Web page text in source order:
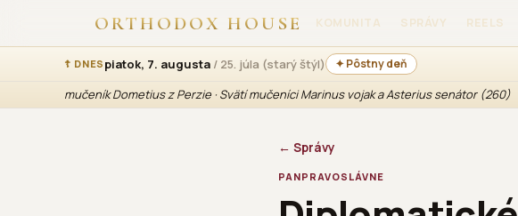
ORTHODOX HOUSE KOMUNITA SPRÁVY REELS
☦ DNES piatok, 7. augusta / 25. júla (starý štýl) ✦ Pôstny deň
mučeník Dometius z Perzie · Svätí mučeníci Marinus vojak a Asterius senátor (260)
← Správy
PANPRAVOSLÁVNE